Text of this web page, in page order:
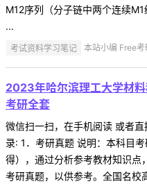
M12序列（分子链中两个连续
...
考试资料学习笔记 本站小编 Free
2023年哈尔滨理工大学材料
考研全套
微信扫一扫，在手机阅读 或者
录: 1．考研真题 说明：本科目
得），通过分析参考教材知识点
考研真题，以供参考。全国名校